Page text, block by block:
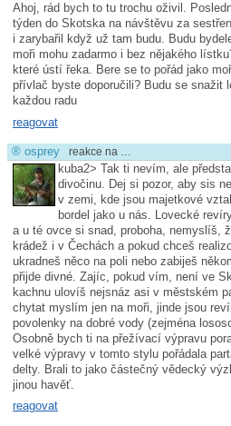
Ahoj, rád bych to tu trochu oživil.
týden do Skotska na návštěvu za
i zarybařil když už tam budu. Budu
moři mohu zadarmo i bez nějakého
které ústí řeka. Bere se to pořád jako
přívlač byste doporučili? Budu se snažit
každou radu
reagovat
® osprey reakce na …
kuba2> Tak ti nevím, ale
divočinu. Dej si pozor, aby sis
v zemi, kde jsou majetkové
bordel jako u nás. Lovecké
a u té ovce si snad, proboha, nemyslíš,
krádež i v Čechách a pokud chceš
ukradneš něco na poli nebo zabiješ
přijde divné. Zajíc, pokud vím, není ve
kachnu ulovíš nejsnáz asi v městském
chytat myslím jen na moři, jinde jsou
povolenky na dobré vody (zejména
Osobně bych ti na přežívací výpravu
velké výpravy v tomto stylu pořádala
delty. Brali to jako částečný vědecký
jinou havěť.
reagovat